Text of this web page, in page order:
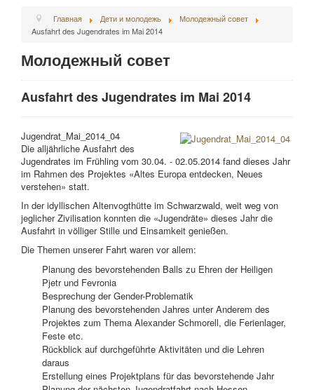
Главная Дети и молодежь
Молодежный совет
Ausfahrt des Jugendrates im Mai 2014
Молодежный совет
Ausfahrt des Jugendrates im Mai 2014
Jugendrat_Mai_2014_04
Die alljährliche Ausfahrt des
Jugendrates im Frühling vom 30.04. - 02.05.2014 fand dieses Jahr
im Rahmen des Projektes «Altes Europa entdecken, Neues
verstehen» statt.
In der idyllischen Altenvogthütte im Schwarzwald, weit weg von
jeglicher Zivilisation konnten die «Jugendräte» dieses Jahr die
Ausfahrt in völliger Stille und Einsamkeit genießen.
Die Themen unserer Fahrt waren vor allem:
Planung des bevorstehenden Balls zu Ehren der Heiligen
Pjetr und Fevronia
Besprechung der Gender-Problematik
Planung des bevorstehenden Jahres unter Anderem des
Projektes zum Thema Alexander Schmorell, die Ferienlager,
Feste etc.
Rückblick auf durchgeführte Aktivitäten und die Lehren
daraus
Erstellung eines Projektplans für das bevorstehende Jahr